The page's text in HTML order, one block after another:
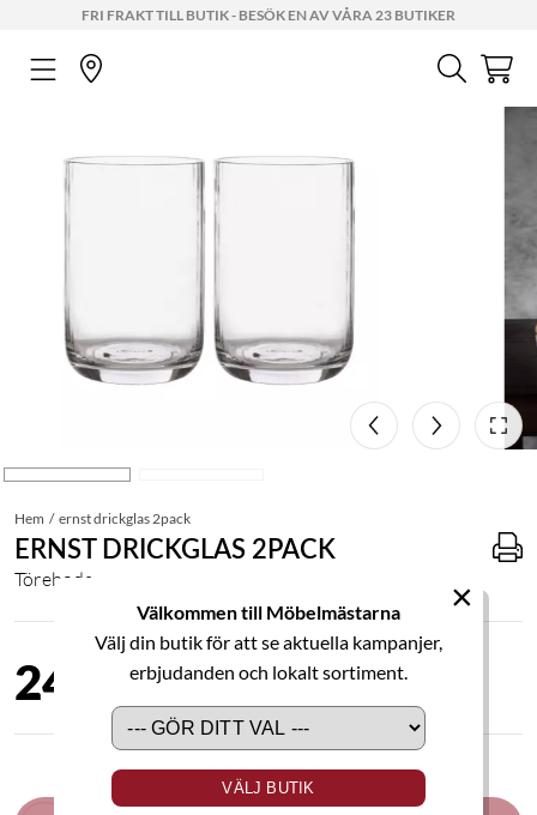
FRI FRAKT TILL BUTIK - BESÖK EN AV VÅRA 23 BUTIKER
Välkommen till Möbelmästarna
Välj din butik för att se aktuella kampanjer,
erbjudanden och lokalt sortiment.
VÄLJ BUTIK
×
Hem ernst drickglas 2pack
ERNST DRICKGLAS 2PACK
Töreboda
248,00 kr